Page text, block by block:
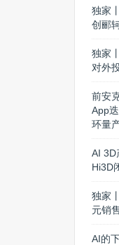
独家
创郦
独家
对外
前安
App
环量
AI 3D
Hi3D
独家
元销
AI的